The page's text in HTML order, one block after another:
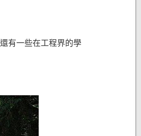
有一些在工程界的學